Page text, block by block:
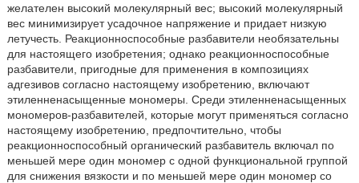
желателен высокий молекулярный вес; высокий молекулярный
вес минимизирует усадочное напряжение и придает низкую
летучесть. Реакционноспособные разбавители необязательны
для настоящего изобретения; однако реакционноспособные
разбавители, пригодные для применения в композициях
адгезивов согласно настоящему изобретению, включают
этиленненасыщенные мономеры. Среди этиленненасыщенных
мономеров-разбавителей, которые могут применяться согласно
настоящему изобретению, предпочтительно, чтобы
реакционноспособный органический разбавитель включал по
меньшей мере один мономер с одной функциональной группой
для снижения вязкости и по меньшей мере один мономер со